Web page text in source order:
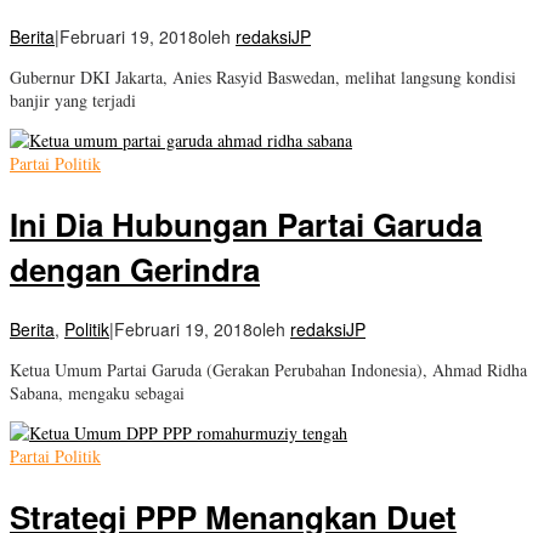
Berita|Februari 19, 2018oleh redaksiJP
Gubernur DKI Jakarta, Anies Rasyid Baswedan, melihat langsung kondisi
banjir yang terjadi
Partai Politik
Ini Dia Hubungan Partai Garuda
dengan Gerindra
Berita, Politik|Februari 19, 2018oleh redaksiJP
Ketua Umum Partai Garuda (Gerakan Perubahan Indonesia), Ahmad Ridha
Sabana, mengaku sebagai
Partai Politik
Strategi PPP Menangkan Duet